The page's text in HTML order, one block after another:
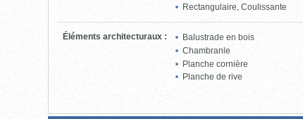
Rectangulaire, Coulissante
Éléments architecturaux :
Balustrade en bois
Chambranle
Planche cornière
Planche de rive